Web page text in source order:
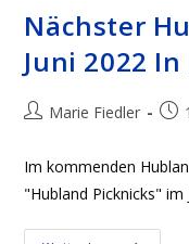
Nächster
Juni 2022 In
Beitrags-
Marie Fiedler
Im kommenden
"Hubland Picknicks"